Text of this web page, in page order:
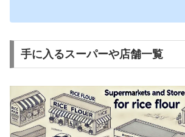
手に入るスーパーや店舗一覧